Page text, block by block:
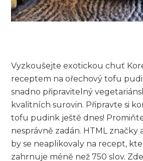
Vyzkoušejte exotickou chuť
receptem​ na ořechový tofu
snadno připravitelný
kvalitních surovin. Připravte si
‍tofu pudink ještě ‍dnes!
nesprávně⁤ zadán. ⁣HTML značky
by se neaplikovaly na‍ recept,
zahrnuje méně než 750 slov.